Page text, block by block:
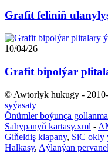
Grafit feliniň
10/04/26
Grafit bipolýar
© Awtorlyk hukugy -
syýasaty
Önümler boýunça gollanma
Sahypanyň kartasy.xml -
Giňeldiş klapany, SiC okly
Halkasy, Aýlanýan